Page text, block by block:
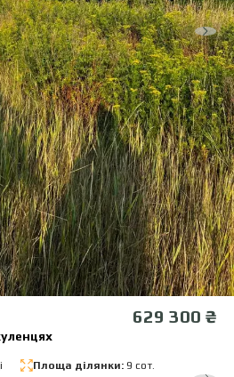
629 300 ₴
Площа ділянки: 9 сот.